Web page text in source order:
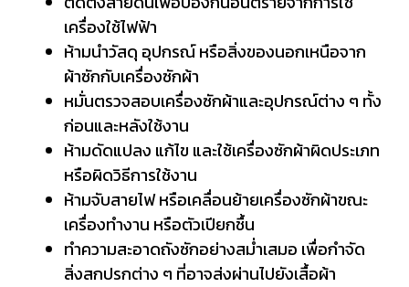
เครื่องใช้ไฟฟ้า
ห้ามนำวัสดุ อุปกรณ์ หรือสิ่งของนอกเหนือจาก
ผ้าซักกับเครื่องซักผ้า
หมั่นตรวจสอบเครื่องซักผ้าและอุปกรณ์ต่าง ๆ ทั้ง
ก่อนและหลังใช้งาน
ห้ามดัดแปลง แก้ไข และใช้เครื่องซักผ้าผิดประเภท
หรือผิดวิธีการใช้งาน
ห้ามจับสายไฟ หรือเคลื่อนย้ายเครื่องซักผ้าขณะ
เครื่องทำงาน หรือตัวเปียกชื้น
ทำความสะอาดถังซักอย่างสม่ำเสมอ เพื่อกำจัด
สิ่งสกปรกต่าง ๆ ที่อาจส่งผ่านไปยังเสื้อผ้า